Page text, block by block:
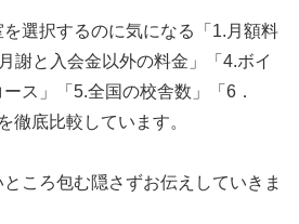
選択するのに気になる「1.月額料
謝と入会金以外の料金」「4.ボイ
ス」「5.全国の校舎数」「6．
徹底比較しています。
ころ包む隠さずお伝えしていきま